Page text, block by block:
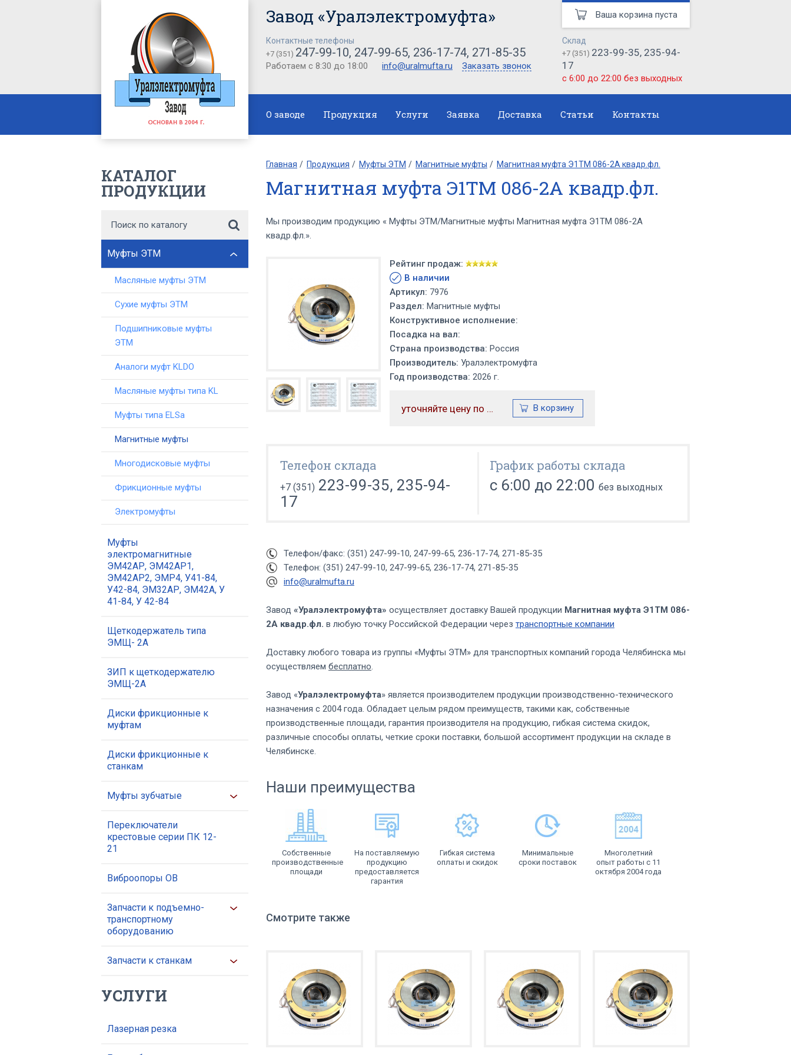
Завод «Уралэлектромуфта»
Контактные телефоны
+7 (351) 247-99-10, 247-99-65, 236-17-74, 271-85-35
Работаем с 8:30 до 18:00 info@uralmufta.ru Заказать звонок
Склад
+7 (351) 223-99-35, 235-94-
17
с 6:00 до 22:00 без выходных
Ваша корзина пуста
О заводе Продукция Услуги Заявка Доставка Статьи Контакты
КАТАЛОГ
ПРОДУКЦИИ
Муфты ЭТМ
Масляные муфты ЭТМ
Сухие муфты ЭТМ
Подшипниковые муфты
ЭТМ
Аналоги муфт KLDO
Масляные муфты типа KL
Муфты типа ELSa
Магнитные муфты
Многодисковые муфты
Фрикционные муфты
Электромуфты
Муфты
электромагнитные
ЭМ42АР, ЭМ42АР1,
ЭМ42АР2, ЭМР4, У41-84,
У42-84, ЭМ32АР, ЭМ42А, У
41-84, У 42-84
Щеткодержатель типа
ЭМЩ- 2А
ЗИП к щеткодержателю
ЭМЩ-2А
Диски фрикционные к
муфтам
Диски фрикционные к
станкам
Муфты зубчатые
Переключатели
крестовые серии ПК 12-
21
Виброопоры ОВ
Запчасти к подъемно-
транспортному
оборудованию
Запчасти к станкам
УСЛУГИ
Лазерная резка
Главная Продукция Муфты ЭТМ Магнитные муфты Магнитная муфта Э1ТМ 086-2А квадр.фл.
Магнитная муфта Э1ТМ 086-2А квадр.фл.
Мы производим продукцию « Муфты ЭТМ/Магнитные муфты Магнитная муфта Э1ТМ 086-2А
квадр.фл.».
Рейтинг продаж:
В наличии
Артикул: 7976
Раздел: Магнитные муфты
Конструктивное исполнение:
Посадка на вал:
Страна производства: Россия
Производитель: Уралэлектромуфта
Год производства: 2026 г.
уточняйте цену по телефону
Телефон склада
+7 (351) 223-99-35, 235-94-
17
График работы склада
с 6:00 до 22:00 без выходных
Телефон/факс: (351) 247-99-10, 247-99-65, 236-17-74, 271-85-35
Телефон: (351) 247-99-10, 247-99-65, 236-17-74, 271-85-35
info@uralmufta.ru
Завод «Уралэлектромуфта» осуществляет доставку Вашей продукции Магнитная муфта Э1ТМ 086-
2А квадр.фл. в любую точку Российской Федерации через транспортные компании
Доставку любого товара из группы «Муфты ЭТМ» для транспортных компаний города Челябинска мы
осуществляем бесплатно.
Завод «Уралэлектромуфта» является производителем продукции производственно-технического
назначения с 2004 года. Обладает целым рядом преимуществ, такими как, собственные
производственные площади, гарантия производителя на продукцию, гибкая система скидок,
различные способы оплаты, четкие сроки поставки, большой ассортимент продукции на складе в
Челябинске.
Наши преимущества
Собственные
производственные
площади
На поставляемую
продукцию
предоставляется
гарантия
Гибкая система
оплаты и скидок
Минимальные
сроки поставок
Многолетний
опыт работы с 11
октября 2004 года
Смотрите также